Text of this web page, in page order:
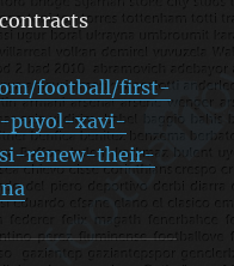
football/first-
puyol-xavi-
renew-their-